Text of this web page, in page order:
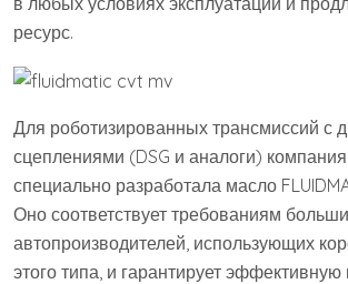
ресурс.
Для роботизированных трансмиссий с
сцеплениями (DSG и аналоги)
специально разработала масло
Оно соответствует требованиям
автопроизводителей, использующих
этого типа, и гарантирует